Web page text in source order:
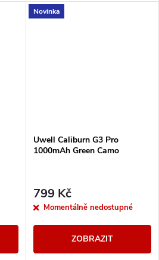
vapery. S barevným LCD
Novinka
Uwell Caliburn G3 Pro
1000mAh Green Camo
799 Kč
Momentálně nedostupné
ZOBRAZIT